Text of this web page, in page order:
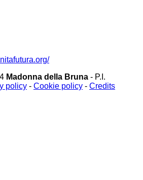
Madonna della Bruna - P.I.
policy - Cookie policy - Credits